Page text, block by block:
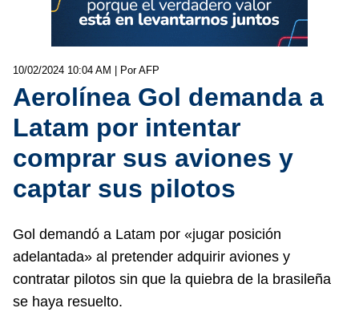
10/02/2024 10:04 AM | Por AFP
Aerolínea Gol demanda a
Latam por intentar
comprar sus aviones y
captar sus pilotos
Gol demandó a Latam por «jugar posición
adelantada» al pretender adquirir aviones y
contratar pilotos sin que la quiebra de la brasileña
se haya resuelto.